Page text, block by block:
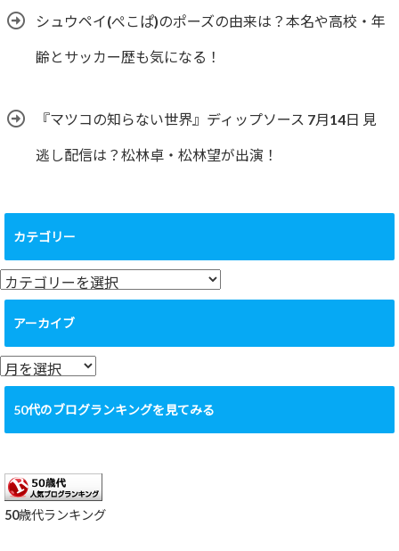
シュウペイ(ぺこぱ)のポーズの由来は？本名や高校・年
齢とサッカー歴も気になる！
『マツコの知らない世界』ディップソース 7月14日 見
逃し配信は？松林卓・松林望が出演！
カテゴリー
カ
テ
リ
ー
アーカイブ
ア
ー
イ
50代のブログランキングを見てみる
50歳代ランキング